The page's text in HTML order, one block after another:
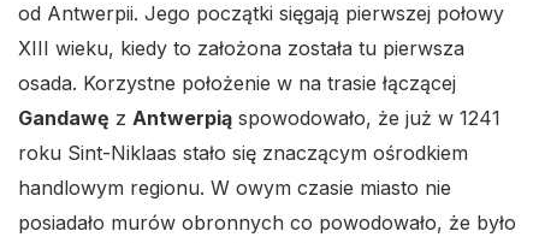
od Antwerpii. Jego początki sięgają pierwszej połowy
XIII wieku, kiedy to założona została tu pierwsza
osada. Korzystne położenie w na trasie łączącej
Gandawę z Antwerpią spowodowało, że już w 1241
roku Sint-Niklaas stało się znaczącym ośrodkiem
handlowym regionu. W owym czasie miasto nie
posiadało murów obronnych co powodowało, że było